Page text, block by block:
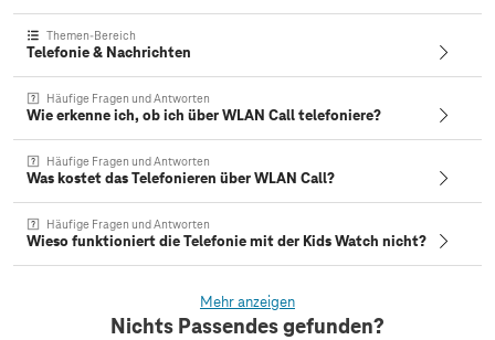
Themen-Bereich
Telefonie & Nachrichten
Häufige Fragen und Antworten
Wie erkenne ich, ob ich über WLAN Call telefoniere?
Häufige Fragen und Antworten
Was kostet das Telefonieren über WLAN Call?
Häufige Fragen und Antworten
Wieso funktioniert die Telefonie mit der Kids Watch nicht?
Mehr anzeigen
Nichts Passendes gefunden?